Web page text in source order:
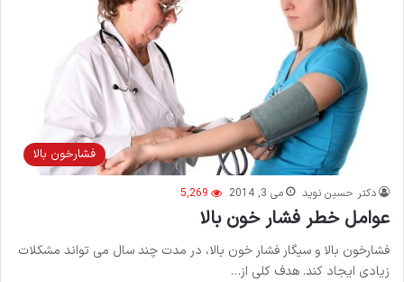
فشارخون بالا
دکتر حسین نوید می 3, 2014 5,269
عوامل خطر فشار خون بالا
فشارخون بالا و سیگار فشار خون بالا، در مدت چند سال می تواند مشکلات
زیادی ایجاد کند. هدف کلی از…